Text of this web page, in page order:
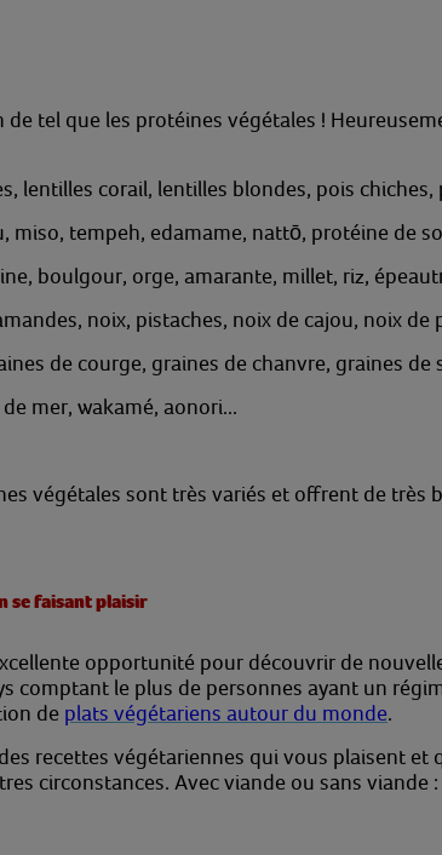
tel que les protéines végétales !
lentilles corail, lentilles blondes, pois
miso, tempeh, edamame, nattō, protéine de
boulgour, orge, amarante, millet, riz,
noix, pistaches, noix de cajou, noix de
de courge, graines de chanvre, graines
mer, wakamé, aonori...
végétales sont très variés et offrent de très
se faisant plaisir
opportunité pour découvrir de
comptant le plus de personnes ayant un
de plats végétariens autour du monde.
recettes végétariennes qui vous plaisent
circonstances. Avec viande ou sans